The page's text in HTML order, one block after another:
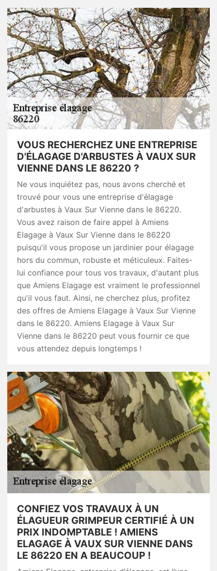
VOUS RECHERCHEZ UNE ENTREPRISE
D'ÉLAGAGE D'ARBUSTES À VAUX SUR
VIENNE DANS LE 86220 ?
Ne vous inquiétez pas, nous avons cherché et
trouvé pour vous une entreprise d'élagage
d'arbustes à Vaux Sur Vienne dans le 86220.
Vous avez raison de faire appel à Amiens
Elagage à Vaux Sur Vienne dans le 86220
puisqu'il vous propose un jardinier pour élagage
hors du commun, robuste et méticuleux. Faites-
lui confiance pour tous vos travaux, d'autant plus
que Amiens Elagage est vraiment le professionnel
qu'il vous faut. Ainsi, ne cherchez plus, profitez
des offres de Amiens Elagage à Vaux Sur Vienne
dans le 86220. Amiens Elagage à Vaux Sur
Vienne dans le 86220 peut vous fournir ce que
vous attendez depuis longtemps !
CONFIEZ VOS TRAVAUX À UN
ÉLAGUEUR GRIMPEUR CERTIFIÉ À UN
PRIX INDOMPTABLE ! AMIENS
ELAGAGE À VAUX SUR VIENNE DANS
LE 86220 EN A BEAUCOUP !